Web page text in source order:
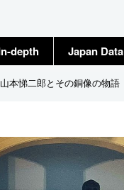
depth Japan Data
本悌二郎とその銅像の物語